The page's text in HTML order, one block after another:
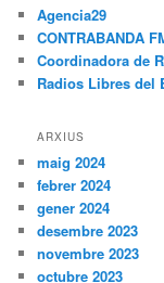
Agencia29
CONTRABANDA
Coordinadora de
Radios Libres del
ARXIUS
maig 2024
febrer 2024
gener 2024
desembre 2023
novembre 2023
octubre 2023